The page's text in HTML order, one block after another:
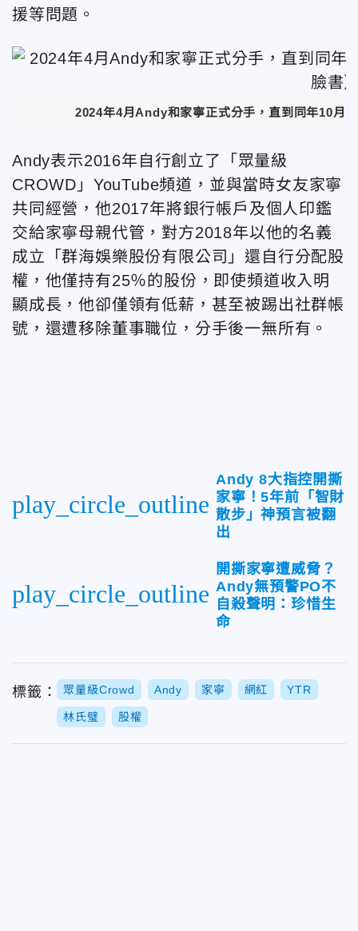
援等問題。
2024年4月Andy和家寧正式分手，直到同年10月
Andy表示2016年自行創立了「眾量級
CROWD」YouTube頻道，並與當時女友家寧
共同經營，他2017年將銀行帳戶及個人印鑑
交給家寧母親代管，對方2018年以他的名義
成立「群海娛樂股份有限公司」還自行分配股
權，他僅持有25％的股份，即使頻道收入明
顯成長，他卻僅領有低薪，甚至被踢出社群帳
號，還遭移除董事職位，分手後一無所有。
play_circle_outline
Andy 8大指控開撕
家寧！5年前「智財
散步」神預言被翻
出
play_circle_outline
開撕家寧遭威脅？
Andy無預警PO不
自殺聲明：珍惜生
命
標籤： 眾量級Crowd Andy 家寧 網紅 YTR
林氏璧 股權